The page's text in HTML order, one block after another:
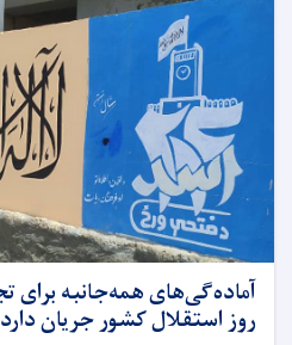
روز استقلال کشور جریان دارد